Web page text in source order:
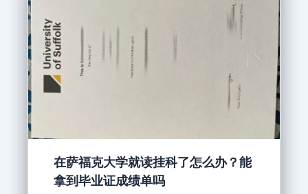
在萨福克大学就读挂科了怎么办？能
拿到毕业证成绩单吗